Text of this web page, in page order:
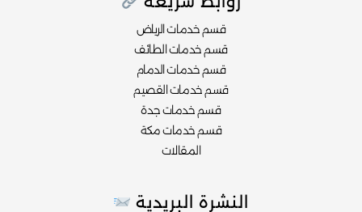
قسم خدمات الرياض
قسم خدمات الطائف
قسم خدمات الدمام
قسم خدمات القصيم
قسم خدمات جدة
قسم خدمات مكة
المقالات
النشرة البريدية